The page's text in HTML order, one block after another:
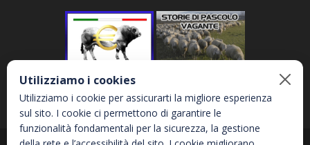
Utilizziamo i cookies
Utilizziamo i cookie per assicurarti la migliore esperienza
sul sito. I cookie ci permettono di garantire le
funzionalità fondamentali per la sicurezza, la gestione